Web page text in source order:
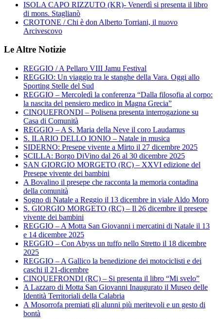
ISOLA CAPO RIZZUTO (KR)- Venerdì si presenta il libro
di mons. Staglianò
CROTONE / Chi è don Alberto Torriani, il nuovo
Arcivescovo
Le Altre Notizie
REGGIO / A Pellaro VIII Jamu Festival
REGGIO: Un viaggio tra le stanghe della Vara. Oggi allo
Sporting Stelle del Sud
REGGIO – Mercoledì la conferenza “Dalla filosofia al corpo:
la nascita del pensiero medico in Magna Grecia”
CINQUEFRONDI – Polisena presenta interrogazione su
Casa di Comunità
REGGIO – A S. Maria della Neve il coro Laudamus
S. ILARIO DELLO IONIO – Natale in musica
SIDERNO: Presepe vivente a Mirto il 27 dicembre 2025
SCILLA: Borgo DiVino dal 26 al 30 dicembre 2025
SAN GIORGIO MORGETO (RC) – XXVI edizione del
Presepe vivente dei bambini
A Bovalino il presepe che racconta la memoria contadina
della comunità
Sogno di Natale a Reggio il 13 dicembre in viale Aldo Moro
S. GIORGIO MORGETO (RC) – Il 26 dicembre il presepe
vivente dei bambini
REGGIO – A Motta San Giovanni i mercatini di Natale il 13
e 14 dicembre 2025
REGGIO – Con Abyss un tuffo nello Stretto il 18 dicembre
2025
REGGIO – A Gallico la benedizione dei motociclisti e dei
caschi il 21-dicembre
CINQUEFRONDI (RC) – Si presenta il libro “Mi svelo”
A Lazzaro di Motta San Giovanni Inaugurato il Museo delle
Identità Territoriali della Calabria
A Mosorrofa premiati gli alunni più meritevoli e un gesto di
bontà